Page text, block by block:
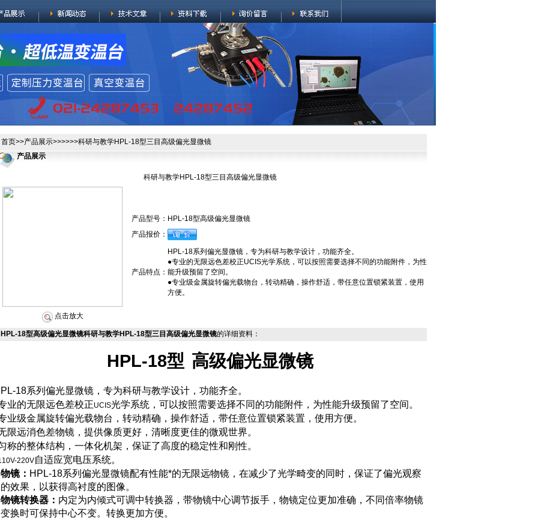
首页>>产品展示>>>>>>科研与教学HPL-18型三目高级偏光显微镜
产品展示
科研与教学HPL-18型三目高级偏光显微镜
点击放大
产品型号： HPL-18型高级偏光显微镜
产品报价：
产品特点：
HPL-18系列偏光显微镜，专为科研与教学设计，功能齐全。
●专业的无限远色差校正UCIS光学系统，可以按照需要选择不同的功能附件，为性
能升级预留了空间。
●专业级金属旋转偏光载物台，转动精确，操作舒适，带任意位置锁紧装置，使用
方便。
HPL-18型高级偏光显微镜科研与教学HPL-18型三目高级偏光显微镜的详细资料：
HPL-18型 高级偏光显微镜
18系列偏光显微镜，专为科研与教学设计，功能齐全。
业的无限远色差校正UCIS光学系统，可以按照需要选择不同的功能附件，为性能升级预留了空间。
业级金属旋转偏光载物台，转动精确，操作舒适，带任意位置锁紧装置，使用方便。
限远消色差物镜，提供像质更好，清晰度更佳的微观世界。
称的整体结构，一体化机架，保证了高度的稳定性和刚性。
220V自适应宽电压系统。
物镜： HPL-18系列偏光显微镜配有性能*的无限远物镜，在减少了光学畸变的同时，保证了偏光观察
的效果，以获得高衬度的图像。
物镜转换器： 内定为内倾式可调中转换器，带物镜中心调节扳手，物镜定位更加准确，不同倍率物镜
变换时可保持中心不变。转换更加方便。